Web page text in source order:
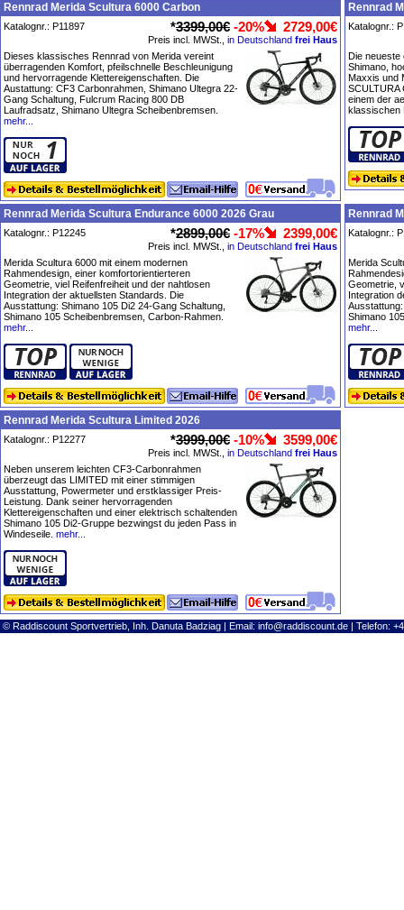
Rennrad Merida Scultura 6000 Carbon
Katalognr.: P11897 *3399,00€ -20% 2729,00€
Preis incl. MWSt., in Deutschland frei Haus
Dieses klassisches Rennrad von Merida vereint
überragenden Komfort, pfeilschnelle Beschleunigung
und hervorragende Klettereigenschaften. Die
Austattung: CF3 Carbonrahmen, Shimano Ultegra 22-
Gang Schaltung, Fulcrum Racing 800 DB
Laufradsatz, Shimano Ultegra Scheibenbremsen.
mehr...
Rennrad
Katalognr.:
Die neueste
Shimano,
Maxxis und
SCULTURA
einem der
klassischen
Rennrad Merida Scultura Endurance 6000 2026 Grau
Katalognr.: P12245 *2899,00€ -17% 2399,00€
Preis incl. MWSt., in Deutschland frei Haus
Merida Scultura 6000 mit einem modernen
Rahmendesign, einer komfortorientierteren
Geometrie, viel Reifenfreiheit und der nahtlosen
Integration der aktuellsten Standards. Die
Ausstattung: Shimano 105 Di2 24-Gang Schaltung,
Shimano 105 Scheibenbremsen, Carbon-Rahmen.
mehr...
Rennrad
Katalognr.:
Merida
Geometrie,
Integration
Shimano
mehr...
Rennrad Merida Scultura Limited 2026
Katalognr.: P12277 *3999,00€ -10% 3599,00€
Preis incl. MWSt., in Deutschland frei Haus
Neben unserem leichten CF3-Carbonrahmen
überzeugt das LIMITED mit einer stimmigen
Ausstattung, Powermeter und erstklassiger Preis-
Leistung. Dank seiner hervorragenden
Klettereigenschaften und einer elektrisch schaltenden
Shimano 105 Di2-Gruppe bezwingst du jeden Pass in
Windeseile. mehr...
© Raddiscount Sportvertrieb, Inh. Danuta Badziag | Email: info@raddiscount.de | Telefon: